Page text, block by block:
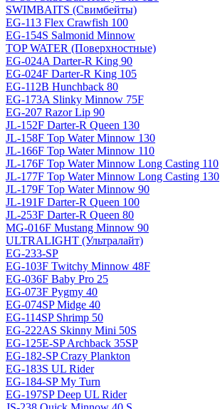
SWIMBAITS (Свимбейты)
EG-113 Flex Crawfish 100
EG-154S Salmonid Minnow
TOP WATER (Поверхностные)
EG-024A Darter-R King 90
EG-024F Darter-R King 105
EG-112B Hunchback 80
EG-173A Slinky Minnow 75F
EG-207 Razor Lip 90
JL-152F Darter-R Queen 130
JL-158F Top Water Minnow 130
JL-166F Top Water Minnow 110
JL-176F Top Water Minnow Long Casting 110
JL-177F Top Water Minnow Long Casting 130
JL-179F Top Water Minnow 90
JL-191F Darter-R Queen 100
JL-253F Darter-R Queen 80
MG-016F Mustang Minnow 90
ULTRALIGHT (Ультралайт)
EG-233-SP
EG-103F Twitchy Minnow 48F
EG-036F Baby Pro 25
EG-073F Pygmy 40
EG-074SP Midge 40
EG-114SP Shrimp 50
EG-222AS Skinny Mini 50S
EG-125E-SP Archback 35SP
EG-182-SP Crazy Plankton
EG-183S UL Rider
EG-184-SP My Turn
EG-197SP Deep UL Rider